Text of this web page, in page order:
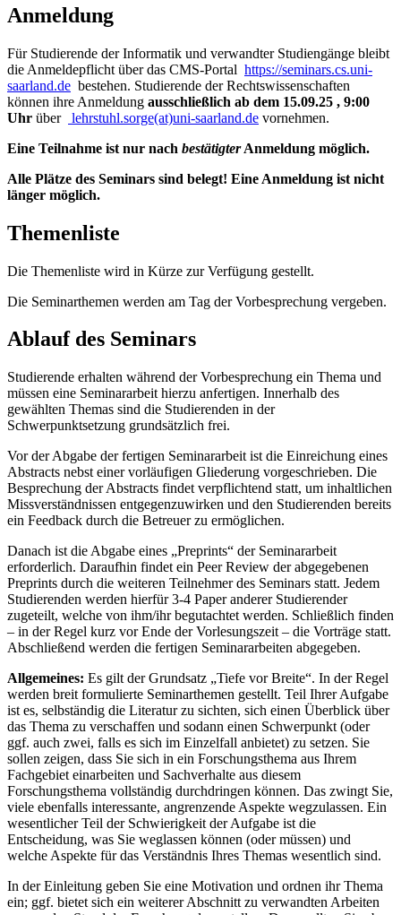
Anmeldung
Für Studierende der Informatik und verwandter Studiengänge bleibt
die Anmeldepflicht über das CMS-Portal https://seminars.cs.uni-
saarland.de bestehen. Studierende der Rechtswissenschaften
können ihre Anmeldung ausschließlich ab dem 15.09.25 , 9:00
Uhr über lehrstuhl.sorge(at)uni-saarland.de vornehmen.
Eine Teilnahme ist nur nach bestätigterAnmeldung möglich.
Alle Plätze des Seminars sind belegt! Eine Anmeldung ist nicht
länger möglich.
Themenliste
Die Themenliste wird in Kürze zur Verfügung gestellt.
Die Seminarthemen werden am Tag der Vorbesprechung vergeben.
Ablauf des Seminars
Studierende erhalten während der Vorbesprechung ein Thema und
müssen eine Seminararbeit hierzu anfertigen. Innerhalb des
gewählten Themas sind die Studierenden in der
Schwerpunktsetzung grundsätzlich frei.
Vor der Abgabe der fertigen Seminararbeit ist die Einreichung eines
Abstracts nebst einer vorläufigen Gliederung vorgeschrieben. Die
Besprechung der Abstracts findet verpflichtend statt, um inhaltlichen
Missverständnissen entgegenzuwirken und den Studierenden bereits
ein Feedback durch die Betreuer zu ermöglichen.
Danach ist die Abgabe eines „Preprints“ der Seminararbeit
erforderlich. Daraufhin findet ein Peer Review der abgegebenen
Preprints durch die weiteren Teilnehmer des Seminars statt. Jedem
Studierenden werden hierfür 3-4 Paper anderer Studierender
zugeteilt, welche von ihm/ihr begutachtet werden. Schließlich finden
– in der Regel kurz vor Ende der Vorlesungszeit – die Vorträge statt.
Abschließend werden die fertigen Seminararbeiten abgegeben.
Allgemeines: Es gilt der Grundsatz „Tiefe vor Breite“. In der Regel
werden breit formulierte Seminarthemen gestellt. Teil Ihrer Aufgabe
ist es, selbständig die Literatur zu sichten, sich einen Überblick über
das Thema zu verschaffen und sodann einen Schwerpunkt (oder
ggf. auch zwei, falls es sich im Einzelfall anbietet) zu setzen. Sie
sollen zeigen, dass Sie sich in ein Forschungsthema aus Ihrem
Fachgebiet einarbeiten und Sachverhalte aus diesem
Forschungsthema vollständig durchdringen können. Das zwingt Sie,
viele ebenfalls interessante, angrenzende Aspekte wegzulassen. Ein
wesentlicher Teil der Schwierigkeit der Aufgabe ist die
Entscheidung, was Sie weglassen können (oder müssen) und
welche Aspekte für das Verständnis Ihres Themas wesentlich sind.
In der Einleitung geben Sie eine Motivation und ordnen ihr Thema
ein; ggf. bietet sich ein weiterer Abschnitt zu verwandten Arbeiten